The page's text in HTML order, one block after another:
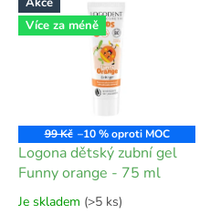
Více za méně
99 Kč –10 %
Logona dětský zubní gel
Funny orange - 75 ml
Je skladem (>5 ks)